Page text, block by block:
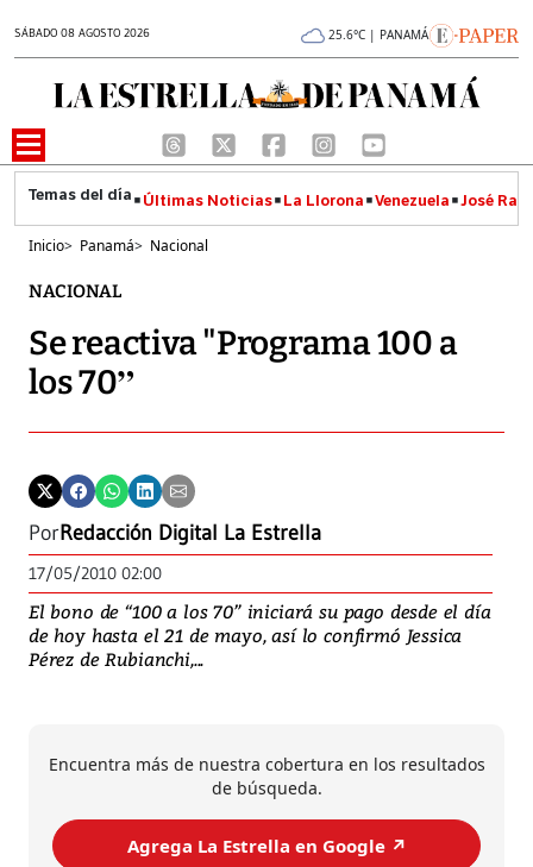
SÁBADO 08 AGOSTO 2026 25.6°C | PANAMÁ
Últimas Noticias La Llorona Venezuela José
Inicio> Panamá> Nacional
NACIONAL
Se reactiva "Programa 100 a
los 70”
PorRedacción Digital La Estrella
17/05/2010 02:00
El bono de “100 a los 70” iniciará su pago desde el día
de hoy hasta el 21 de mayo, así lo confirmó Jessica
Pérez de Rubianchi,...
Encuentra más de nuestra cobertura en los resultados
de búsqueda.
Agrega La Estrella en Google ↗️